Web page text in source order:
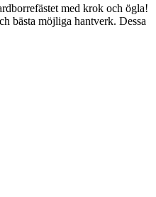
med krok och ögla!
bästa möjliga hantverk. Dessa